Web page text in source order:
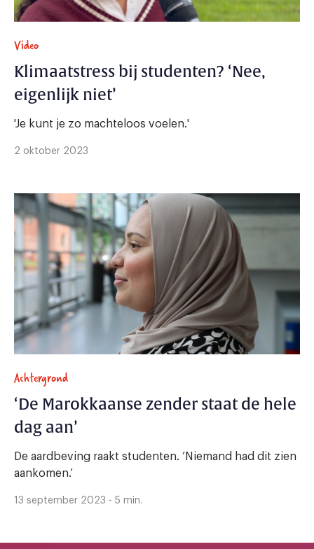
Video
Klimaatstress bij studenten? ‘Nee,
eigenlijk niet’
'Je kunt je zo machteloos voelen.'
2 oktober 2023
Achtergrond
‘De Marokkaanse zender staat de hele
dag aan’
De aardbeving raakt studenten. ‘Niemand had dit zien
aankomen.’
13 september 2023 - 5 min.